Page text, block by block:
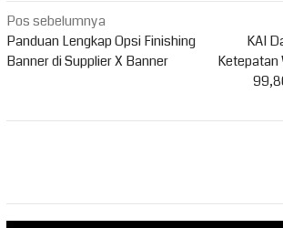
Navigasi
pos
Pos sebelumnya
Panduan Lengkap Opsi Finishing
Banner di Supplier X Banner
KAI
Ketepatan